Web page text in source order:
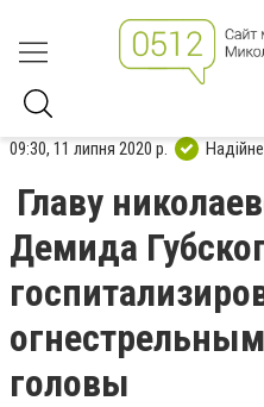
09:30, 11 липня 2020 р.
Главу
Демида
головы